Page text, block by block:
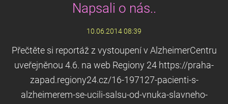
Napsali o nás..
10.06.2014 08:39
Přečtěte si reportáž z vystoupení v AlzheimerCentru
uveřejněnou 4.6. na web Regiony 24 https://praha-
zapad.regiony24.cz/16-197127-pacienti-s-
alzheimerem-se-ucili-salsu-od-vnuka-slavneho-